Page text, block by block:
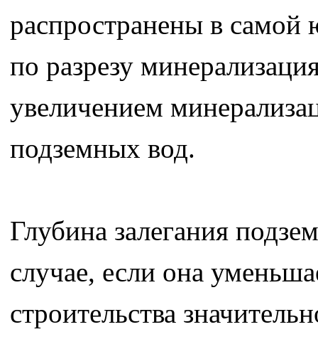
распространены в самой
по разрезу
увеличением
подземных вод.
Глубина залегания
случае, если она
строительства